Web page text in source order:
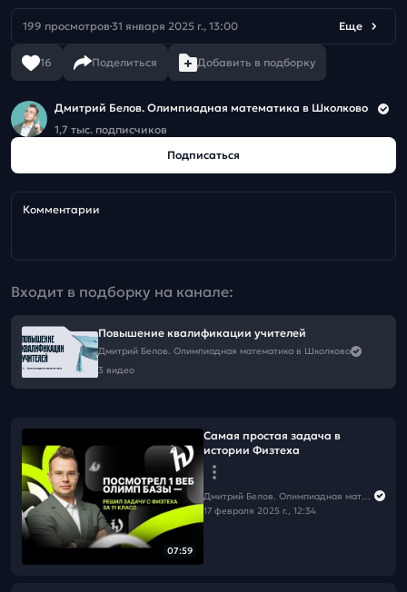
199 просмотров 31 января 2025 г., 13:00 Еще
16 Поделиться Добавить в подборку
Дмитрий Белов. Олимпиадная математика в Школково
1,7 тыс. подписчиков
Подписаться
Комментарии
Входит в подборку на канале:
Повышение квалификации учителей
Дмитрий Белов. Олимпиадная математика в Школково
3 видео
07:59
Самая простая задача в
истории Физтеха
Дмитрий Белов. Олимпиадная математика в Школково
17 февраля 2025 г., 12:34